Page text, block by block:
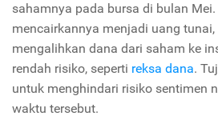
sahamnya pada bursa di bulan
mencairkannya menjadi uang
mengalihkan dana dari saham ke
rendah risiko, seperti reksa dana.
untuk menghindari risiko sentimen
waktu tersebut.